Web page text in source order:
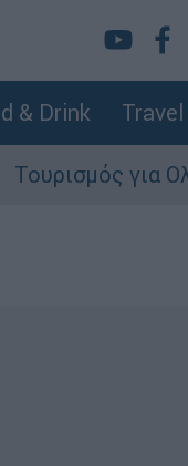
& Drink Travel
Ολους 2026-